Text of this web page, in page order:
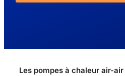
Les pompes à chaleur air-